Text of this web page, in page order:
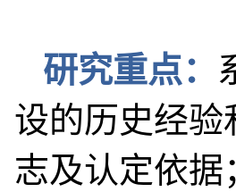
研究重点：
设的历史经
志及认定依